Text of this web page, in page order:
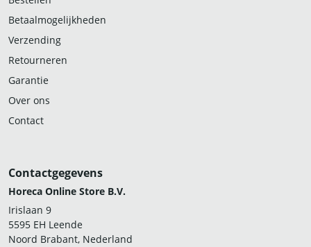
Betaalmogelijkheden
Verzending
Retourneren
Garantie
Over ons
Contact
Contactgegevens
Horeca Online Store B.V.
Irislaan 9
5595 EH Leende
Noord Brabant, Nederland